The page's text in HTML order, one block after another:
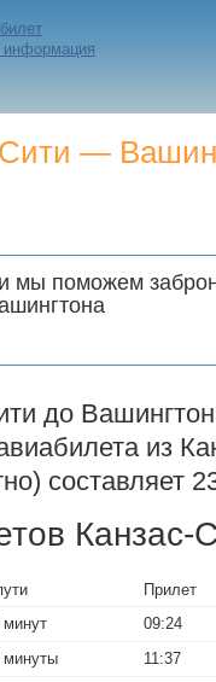
информация
—
мы поможем
до
из
составляет
Прилет
минут
09:24
минуты
11:37